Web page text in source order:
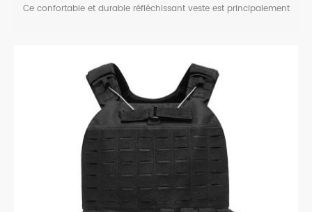
Ce confortable et durable réfléchissant veste est principalement